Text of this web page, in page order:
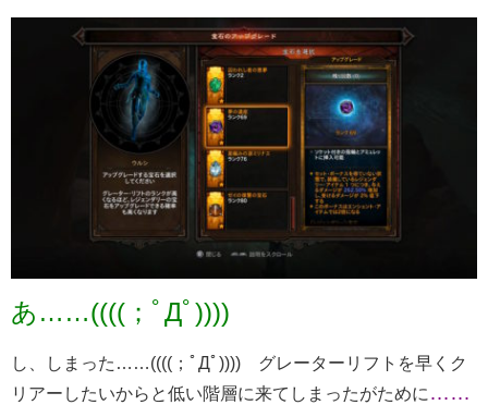
あ……((((；ﾟДﾟ))))
し、しまった……((((；ﾟДﾟ)))) グレーターリフトを早くク
リアーしたいからと低い階層に来てしまったがために ……